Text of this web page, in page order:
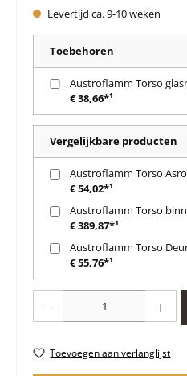
Levertijd ca. 9-10 weken
Toebehoren
Austroflamm Torso
€ 38,66*¹
Vergelijkbare producten
Austroflamm Torso
€ 54,02*¹
Austroflamm Torso
€ 389,87*¹
Austroflamm Torso
€ 55,76*¹
Toevoegen aan verlanglijst